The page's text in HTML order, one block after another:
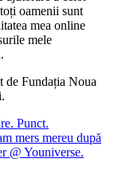
oamenii sunt
mea online
mele
.
de Fundația Noua
Punct.
mers mereu după
@ Youniverse.